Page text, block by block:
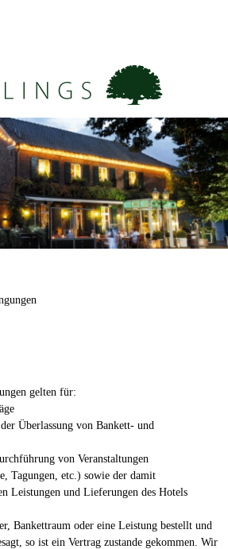
ZUR LINDE
gelten für:
Überlassung von Bankett- und
von Veranstaltungen
Tagungen, etc.) sowie der damit
Leistungen und Lieferungen des Hotels
Bankettraum oder eine Leistung bestellt und
so ist ein Vertrag zustande gekommen. Wir